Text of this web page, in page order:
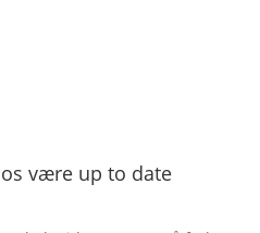
være up to date